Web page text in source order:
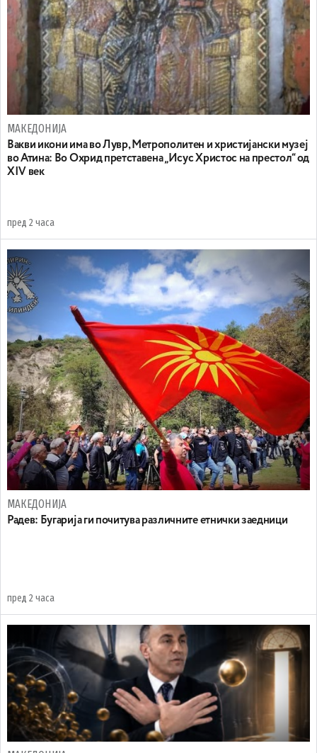
МАКЕДОНИЈА
Вакви икони има во Лувр, Метрополитен и христијански музеј
во Атина: Во Охрид претставена „Исус Христос на престол“ од
XIV век
пред 2 часа
МАКЕДОНИЈА
Радев: Бугарија ги почитува различните етнички заедници
пред 2 часа